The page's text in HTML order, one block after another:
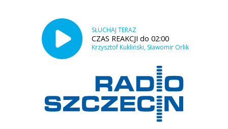
SŁUCHAJ TERAZ
CZAS REAKCJI do 02:00
Krzysztof Kukliński, Sławomir Orlik